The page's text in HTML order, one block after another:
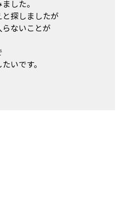
した。
探しましたが
ないことが
いです。